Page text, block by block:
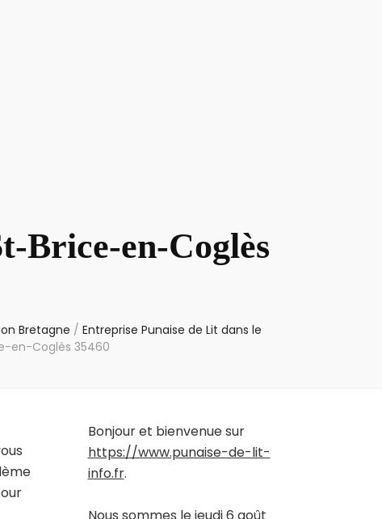
Brice-en-Coglès
Bretagne / Entreprise Punaise de Lit dans le
en-Coglès 35460
Bonjour et bienvenue sur
https://www.punaise-de-lit-
info.fr.